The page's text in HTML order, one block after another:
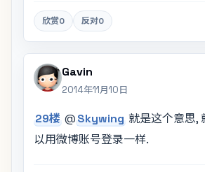
欣赏0 反对0
Gavin
2014年11月10日
29楼@Skywing 就是这个意思,
以用微博账号登录一样.